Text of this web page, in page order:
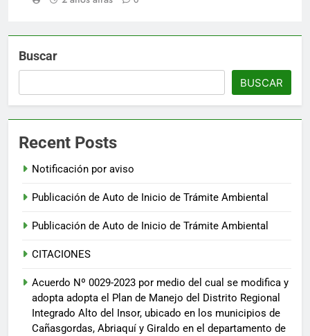
Buscar
BUSCAR
Recent Posts
Notificación por aviso
Publicación de Auto de Inicio de Trámite Ambiental
Publicación de Auto de Inicio de Trámite Ambiental
CITACIONES
Acuerdo Nº 0029-2023 por medio del cual se modifica y
adopta adopta el Plan de Manejo del Distrito Regional
Integrado Alto del Insor, ubicado en los municipios de
Cañasgordas, Abriaquí y Giraldo en el departamento de